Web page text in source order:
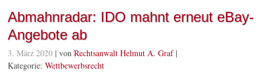
Abmahnradar: IDO mahnt erneut eBay-
Angebote ab
3. März 2020 | vonRechtsanwalt Helmut A. Graf|
Kategorie:Wettbewerbsrecht